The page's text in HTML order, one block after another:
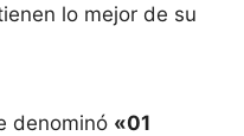
lo mejor de su
denominó «01